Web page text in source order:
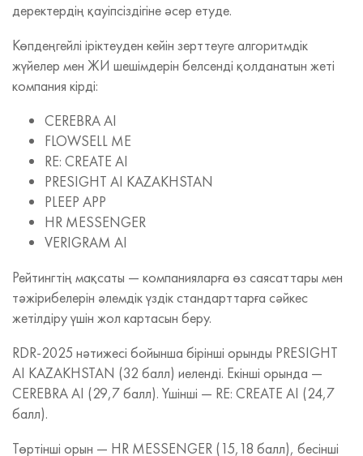
деректердің қауіпсіздігіне әсер етуде.
Көпдеңгейлі іріктеуден кейін зерттеуге алгоритмдік
жүйелер мен ЖИ шешімдерін белсенді қолданатын жеті
компания кірді:
CEREBRA AI
FLOWSELL ME
RE: CREATE AI
PRESIGHT AI KAZAKHSTAN
PLEEP APP
HR MESSENGER
VERIGRAM AI
Рейтингтің мақсаты — компанияларға өз саясаттары мен
тәжірибелерін әлемдік үздік стандарттарға сәйкес
жетілдіру үшін жол картасын беру.
RDR‑2025 нәтижесі бойынша бірінші орынды PRESIGHT
AI KAZAKHSTAN (32 балл) иеленді. Екінші орында —
CEREBRA AI (29,7 балл). Үшінші — RE: CREATE AI (24,7
балл).
Төртінші орын — HR MESSENGER (15,18 балл), бесінші